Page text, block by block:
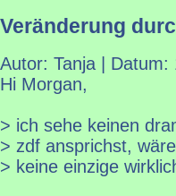
Veränderung
Autor: Tanja | Datum:
Hi Morgan,
> ich sehe keinen
> zdf ansprichst,
> keine einzige